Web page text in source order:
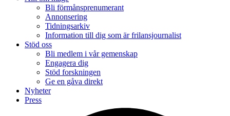
Bli förmånsprenumerant
Annonsering
Tidningsarkiv
Information till dig som är frilansjournalist
Stöd oss
Bli medlem i vår gemenskap
Engagera dig
Stöd forskningen
Ge en gåva direkt
Nyheter
Press